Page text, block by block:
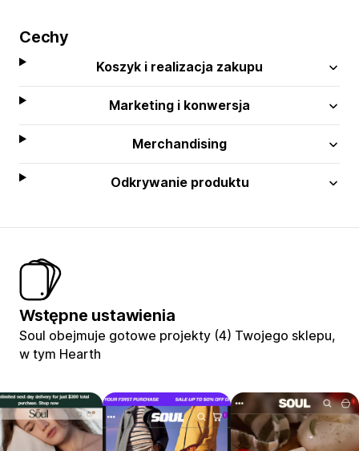
Cechy
Koszyk i realizacja zakupu
Marketing i konwersja
Merchandising
Odkrywanie produktu
Wstępne ustawienia
Soul obejmuje gotowe projekty (4) Twojego sklepu,
w tym Hearth